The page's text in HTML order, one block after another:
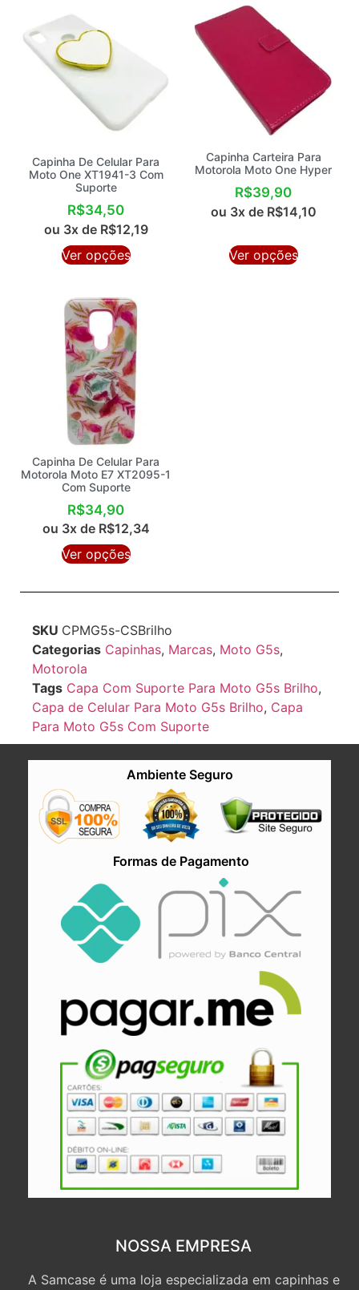
Capinha De Celular Para
Moto One XT1941-3 Com
Suporte
R$34,50
ou 3x de R$12,19
Ver opções
Capinha Carteira Para
Motorola Moto One Hyper
R$39,90
ou 3x de R$14,10
Ver opções
Capinha De Celular Para
Motorola Moto E7 XT2095-1
Com Suporte
R$34,90
ou 3x de R$12,34
Ver opções
SKU CPMG5s-CSBrilho
Categorias Capinhas, Marcas, Moto G5s,
Motorola
Tags Capa Com Suporte Para Moto G5s Brilho,
Capa de Celular Para Moto G5s Brilho, Capa
Para Moto G5s Com Suporte
Ambiente Seguro
Formas de Pagamento
NOSSA EMPRESA
A Samcase é uma loja especializada em capinhas e